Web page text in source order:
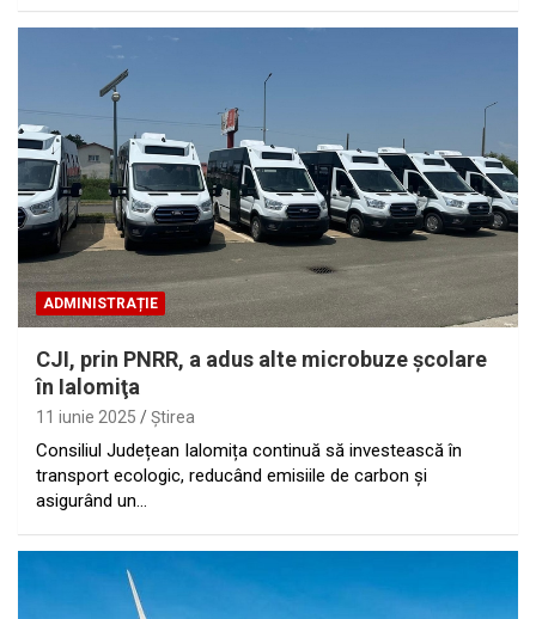
ADMINISTRAȚIE
CJI, prin PNRR, a adus alte microbuze şcolare
în Ialomiţa
11 iunie 2025 Ştirea
Consiliul Județean Ialomița continuă să investească în
transport ecologic, reducând emisiile de carbon și
asigurând un…